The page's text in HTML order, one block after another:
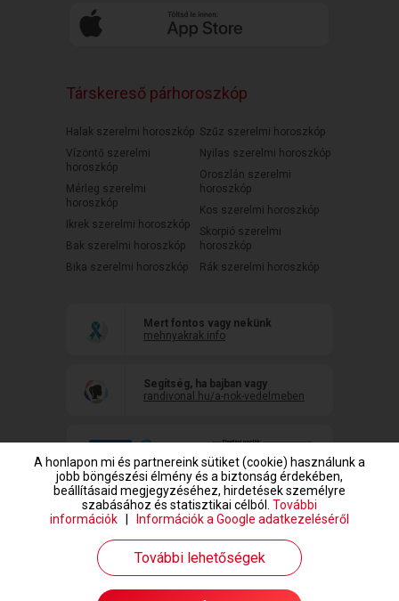
Társkereső párhoroszkóp
Halak szerelmi horoszkóp
Vízöntő szerelmi
horoszkóp
Mérleg szerelmi
horoszkóp
Ikrek szerelmi horoszkóp
Bak szerelmi horoszkóp
Bika szerelmi horoszkóp
Szűz szerelmi horoszkóp
Nyilas szerelmi horoszkóp
Oroszlán szerelmi
horoszkóp
Kos szerelmi horoszkóp
Skorpió szerelmi
horoszkóp
Rák szerelmi horoszkóp
Mert fontos vagy nekünk
mehnyakrak.info
Segítség, ha bajban vagy
randivonal.hu/a-nok-vedelmeben
www.randivonal.hu © Copyright 1999-2026 Dating Central Europe Zrt.
A honlapon mi és partnereink sütiket (cookie) használunk a
jobb böngészési élmény és a biztonság érdekében,
beállításaid megjegyzéséhez, hirdetések személyre
szabásához és statisztikai célból. További
információk
Információk a Google adatkezeléséről
További lehetőségek